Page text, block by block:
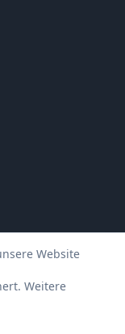
vorbehalten.
Website
Weitere